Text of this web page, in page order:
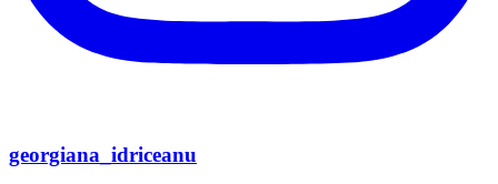
georgiana_idriceanu